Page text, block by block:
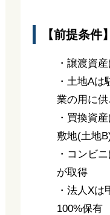
【前提条件】
・譲渡資
・土地A
業の用に
・買換資
敷地(土地
・コンビ
が取得
・法人Xは
100%保有